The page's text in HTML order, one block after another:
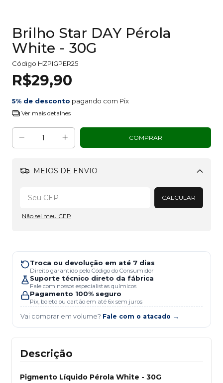
Brilho Star DAY Pérola
White - 30G
Código HZPIGPER25
R$29,90
5% de desconto pagando com Pix
Ver mais detalhes
MEIOS DE ENVIO
Alterar CEP
CALCULAR
Não sei meu CEP
Troca ou devolução em até 7 dias
Direito garantido pelo Código do Consumidor
Suporte técnico direto da fábrica
Fale com nossos especialistas químicos
Pagamento 100% seguro
Pix, boleto ou cartão em até 6x sem juros
Vai comprar em volume? Fale com o atacado →
Descrição
Pigmento Líquido Pérola White - 30G